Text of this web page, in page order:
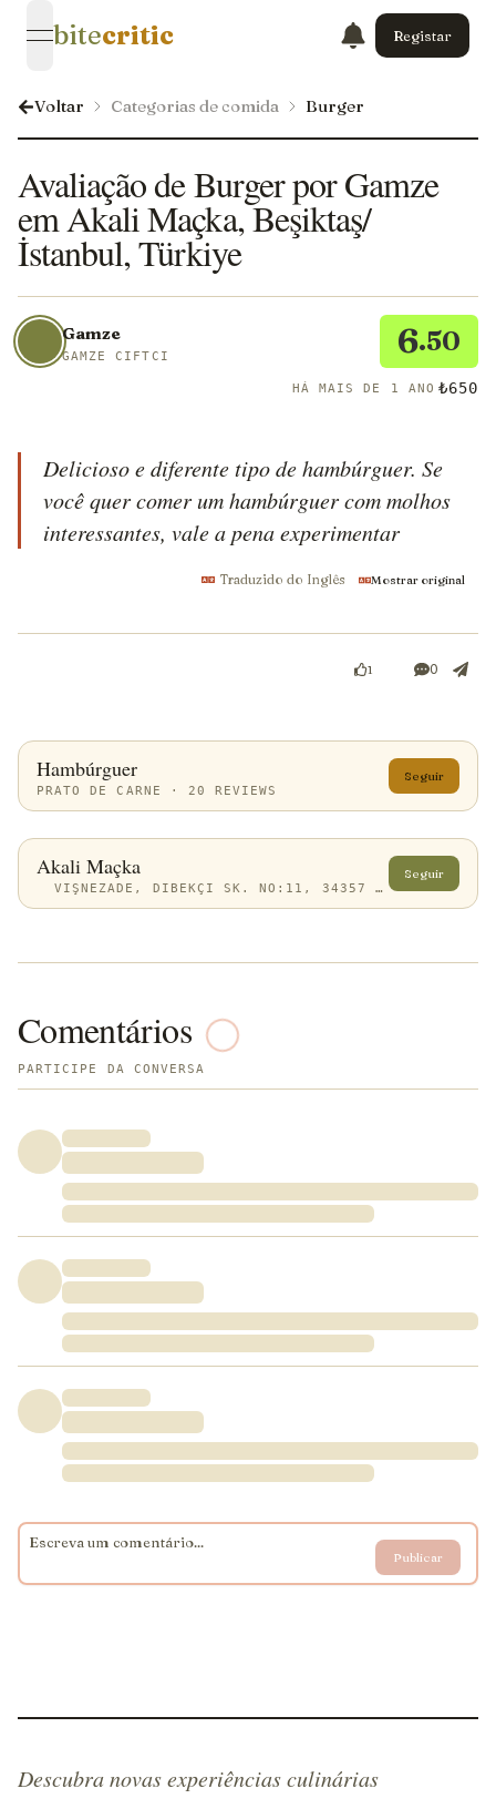
open navigation menu
bitecritic Registar
Voltar Categorias de comida Burger
Avaliação de Burger por Gamze
em Akali Maçka, Beşiktaş/
İstanbul, Türkiye
Gamze
GAMZE CIFTCI 6.50
HÁ MAIS DE 1 ANO ₺650
Delicioso e diferente tipo de hambúrguer. Se
você quer comer um hambúrguer com molhos
interessantes, vale a pena experimentar
Traduzido do Inglês Mostrar original
1 0
Hambúrguer
PRATO DE CARNE · 20 REVIEWS
Seguir
Akali Maçka
VIŞNEZADE, DIBEKÇI SK. NO:11, 34357 BEŞIKTAŞ/İSTANBUL, TÜRKIYE
Seguir
Comentários
PARTICIPE DA CONVERSA
Publicar
Descubra novas experiências culinárias